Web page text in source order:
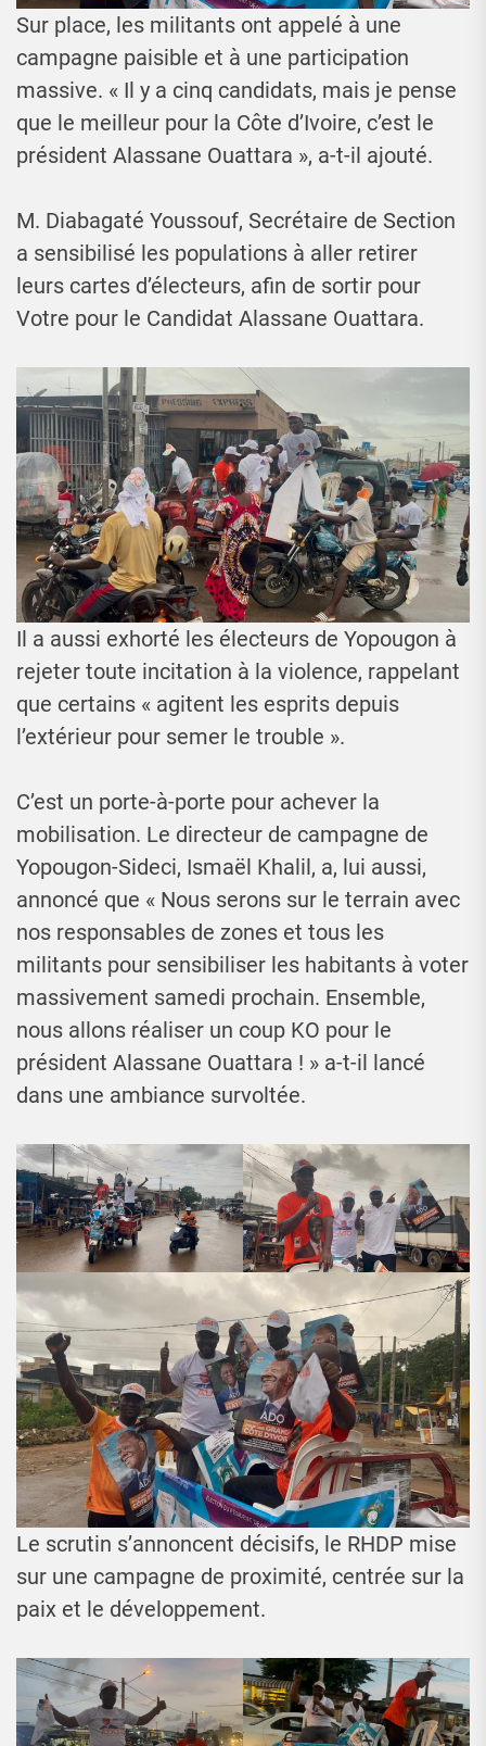
Sur place, les militants ont appelé à une
campagne paisible et à une participation
massive. « Il y a cinq candidats, mais je pense
que le meilleur pour la Côte d’Ivoire, c’est le
président Alassane Ouattara », a-t-il ajouté.
M. Diabagaté Youssouf, Secrétaire de Section
a sensibilisé les populations à aller retirer
leurs cartes d’électeurs, afin de sortir pour
Votre pour le Candidat Alassane Ouattara.
Il a aussi exhorté les électeurs de Yopougon à
rejeter toute incitation à la violence, rappelant
que certains « agitent les esprits depuis
l’extérieur pour semer le trouble ».
C’est un porte-à-porte pour achever la
mobilisation. Le directeur de campagne de
Yopougon-Sideci, Ismaël Khalil, a, lui aussi,
annoncé que « Nous serons sur le terrain avec
nos responsables de zones et tous les
militants pour sensibiliser les habitants à voter
massivement samedi prochain. Ensemble,
nous allons réaliser un coup KO pour le
président Alassane Ouattara ! » a-t-il lancé
dans une ambiance survoltée.
Le scrutin s’annoncent décisifs, le RHDP mise
sur une campagne de proximité, centrée sur la
paix et le développement.